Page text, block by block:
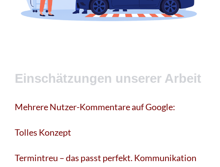
Einschätzungen unserer Arbeit
Mehrere Nutzer-Kommentare auf Google:
Tolles Konzept
Termintreu – das passt perfekt. Kommunikation